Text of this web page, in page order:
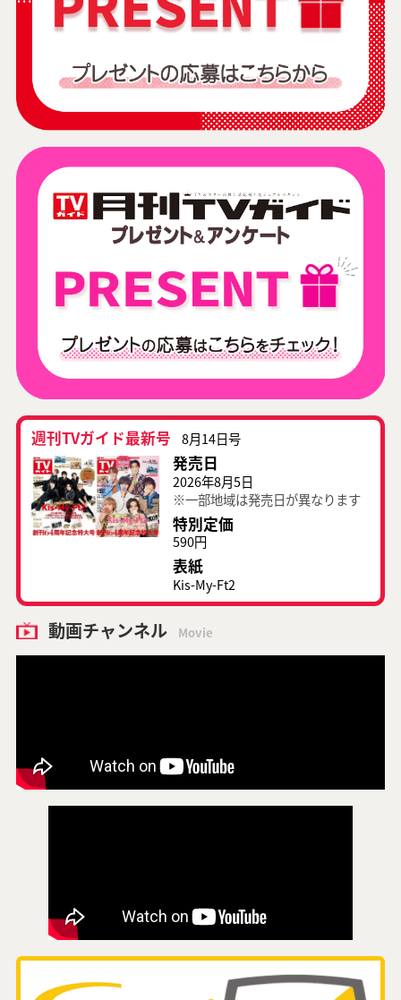
週刊TVガイド最新号 8月14日号
発売日
2026年8月5日
※一部地域は発売日が異なります
特別定価
590円
表紙
Kis-My-Ft2
動画チャンネル Movie